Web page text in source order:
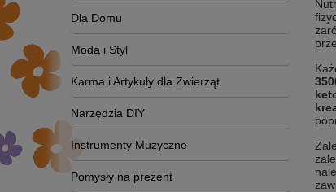
Dla Domu
Moda i Styl
Karma i Artykuły dla Zwierząt
Narzędzia DIY
Instrumenty Muzyczne
Pomysły na prezent